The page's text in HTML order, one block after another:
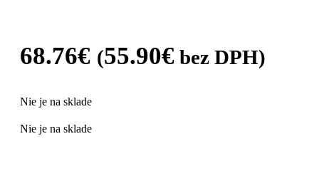
68.76€ (55.90€ bez DPH)
Nie je na sklade
Nie je na sklade